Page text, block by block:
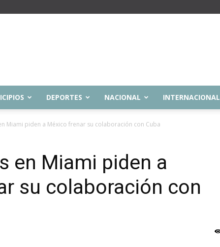
DEPORTES NACIONAL INTERNACIONAL
Miami piden a México frenar su colaboración con Cuba
en Miami piden a
su colaboración con